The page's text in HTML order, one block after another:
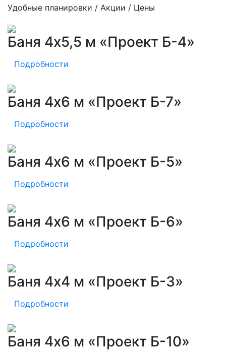
Удобные планировки / Акции / Цены
Баня 4х5,5 м «Проект Б-4»
Подробности
Баня 4х6 м «Проект Б-7»
Подробности
Баня 4х6 м «Проект Б-5»
Подробности
Баня 4х6 м «Проект Б-6»
Подробности
Баня 4х4 м «Проект Б-3»
Подробности
Баня 4х6 м «Проект Б-10»